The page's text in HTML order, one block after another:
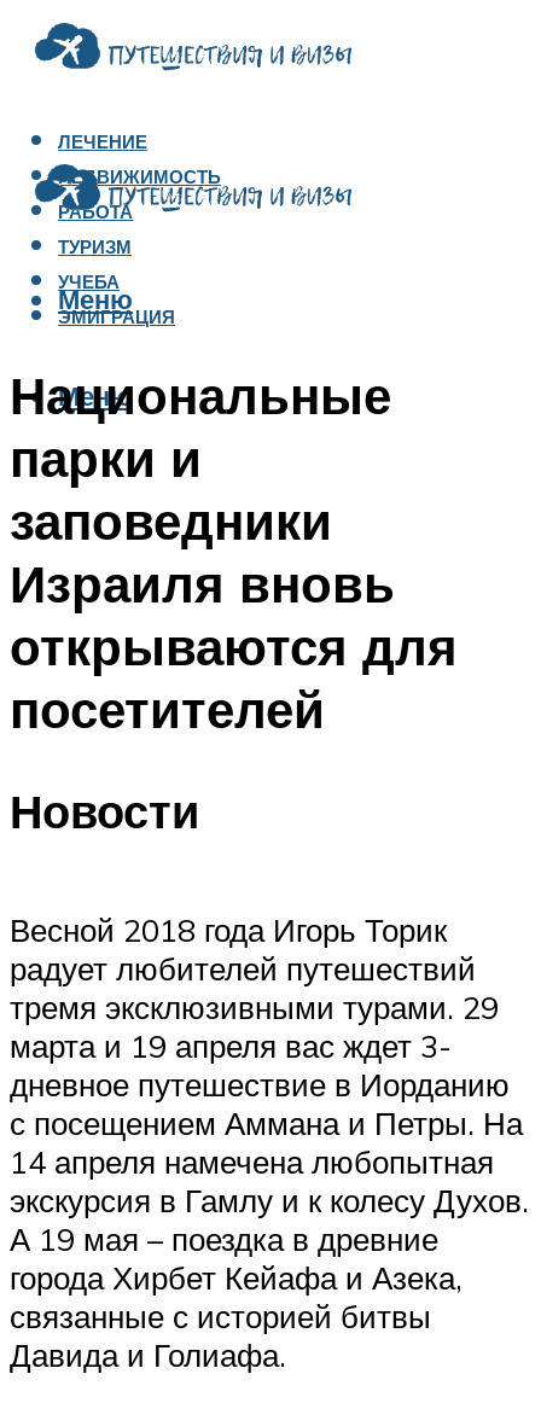
ЛЕЧЕНИЕ
НЕДВИЖИМОСТЬ
РАБОТА
ТУРИЗМ
УЧЕБА
ЭМИГРАЦИЯ
Меню
Меню
Национальные
парки и
заповедники
Израиля вновь
открываются для
посетителей
Новости
Весной 2018 года Игорь Торик
радует любителей путешествий
тремя эксклюзивными турами. 29
марта и 19 апреля вас ждет 3-
дневное путешествие в Иорданию
с посещением Аммана и Петры. На
14 апреля намечена любопытная
экскурсия в Гамлу и к колесу Духов.
А 19 мая – поездка в древние
города Хирбет Кейафа и Азека,
связанные с историей битвы
Давида и Голиафа.